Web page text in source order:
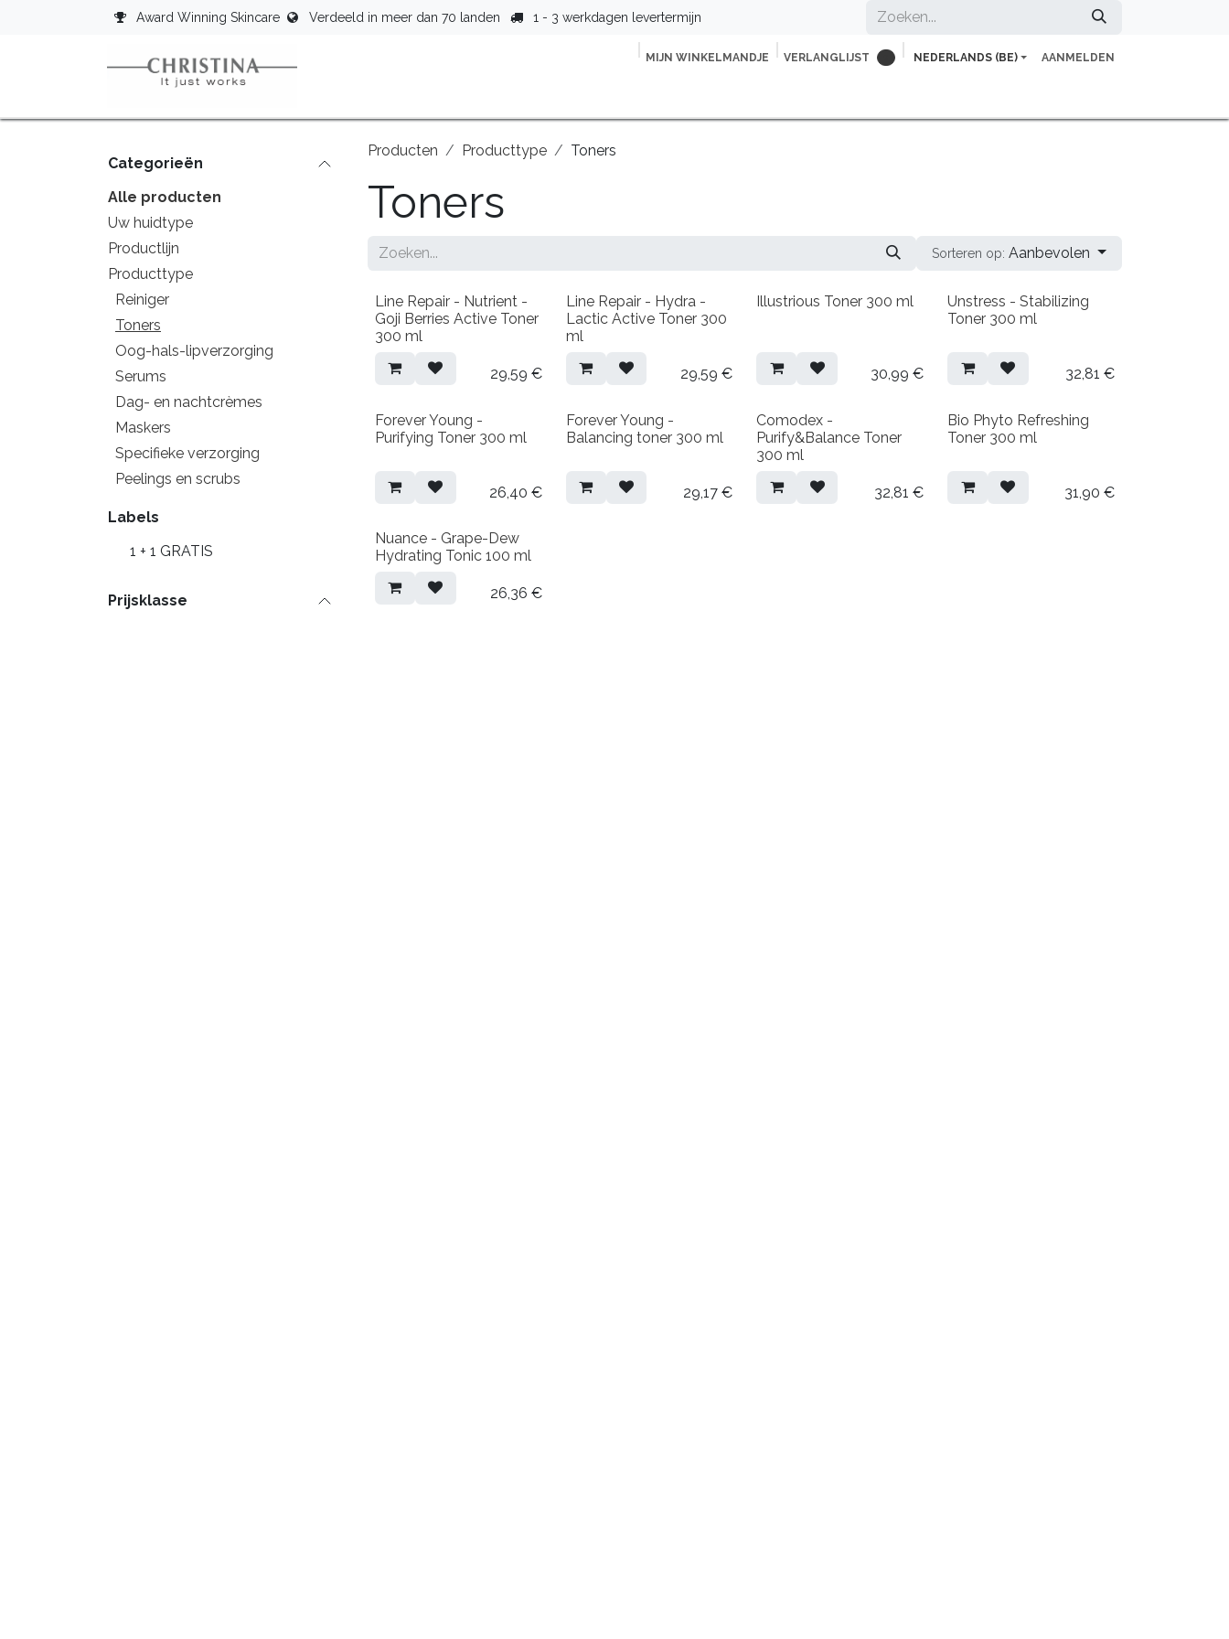
Overslaan naar inhoudAward Winning Skincare Verdeeld in meer dan 70 landen 1 - 3 werkdagen levertermijn
MIJN WINKELMANDJE VERLANGLIJST NEDERLANDS (BE) AANMELDEN
Categorieën
Alle producten
Uw huidtype
Productlijn
Producttype
Reiniger
Toners
Oog-hals-lipverzorging
Serums
Dag- en nachtcrèmes
Maskers
Specifieke verzorging
Peelings en scrubs
Labels
1 + 1 GRATIS
Prijsklasse
Producten Producttype Toners
Toners
Sorteren op: Aanbevolen
Line Repair - Nutrient -
Goji Berries Active Toner
300 ml
29,59 €
Line Repair - Hydra -
Lactic Active Toner 300
ml
29,59 €
Illustrious Toner 300 ml
30,99 €
Unstress - Stabilizing
Toner 300 ml
32,81 €
Forever Young -
Purifying Toner 300 ml
26,40 €
Forever Young -
Balancing toner 300 ml
29,17 €
Comodex -
Purify&Balance Toner
300 ml
32,81 €
Bio Phyto Refreshing
Toner 300 ml
31,90 €
Nuance - Grape-Dew
Hydrating Tonic 100 ml
26,36 €